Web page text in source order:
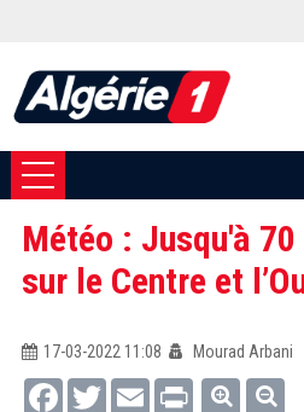
Météo : Jusqu'à
sur le Centre et
17-03-2022 11:08
Mourad Arbani
FacebookTwitterEmail Print